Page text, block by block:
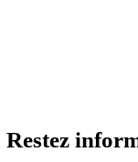
Restez